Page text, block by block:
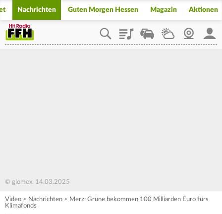
Nachrichten Guten Morgen Hessen Magazin Aktionen
PlaylistStaupilotWetterWebcam
© glomex, 14.03.2025
Video > Nachrichten > Merz: Grüne bekommen 100 Milliarden Euro fürs
Klimafonds